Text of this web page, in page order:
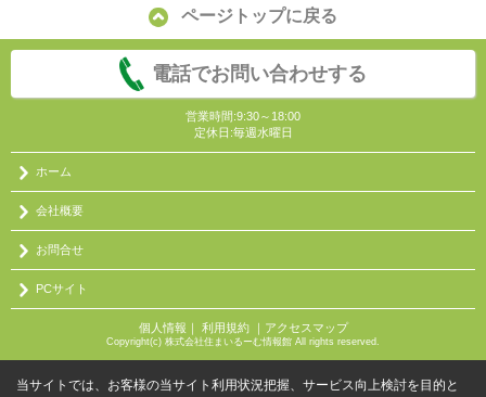
ページトップに戻る
電話でお問い合わせする
営業時間:9:30～18:00
定休日:毎週水曜日
ホーム
会社概要
お問合せ
PCサイト
個人情報 ｜ 利用規約｜ アクセスマップ
Copyright(c) 株式会社住まいるーむ情報館 All rights reserved.
当サイトでは、お客様の当サイト利用状況把握、サービス向上検討を目的と